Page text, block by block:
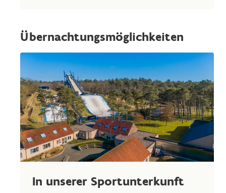
Übernachtungsmöglichkeiten
In unserer Sportunterkunft